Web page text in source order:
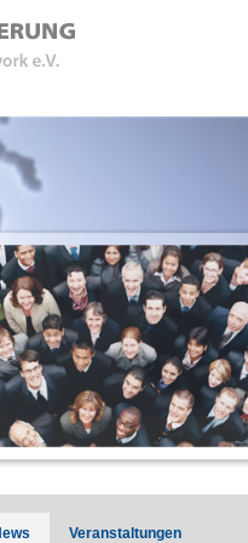
Veranstaltungen